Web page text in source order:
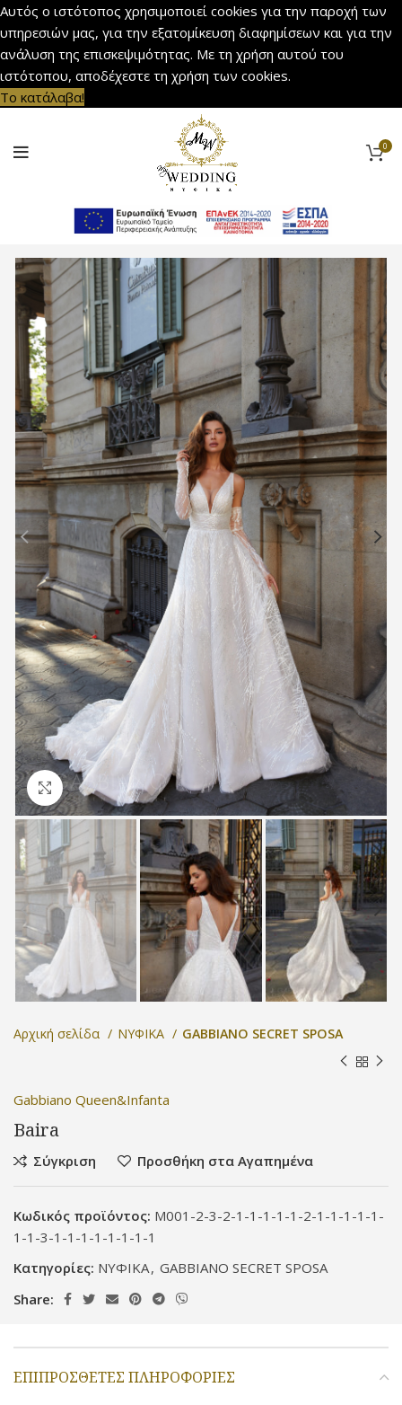
Αυτός ο ιστότοπος χρησιμοποιεί cookies για την παροχή των
υπηρεσιών μας, για την εξατομίκευση διαφημίσεων και για την
ανάλυση της επισκεψιμότητας. Με τη χρήση αυτού του
ιστότοπου, αποδέχεστε τη χρήση των cookies.
Το κατάλαβα!
0
Προβολή
Αρχική σελίδα ΝΥΦΙΚΑ GABBIANO SECRET SPOSA
Gabbiano Queen&Infanta
Baira
Σύγκριση Προσθήκη στα Αγαπημένα
Κωδικός προϊόντος: M001-2-3-2-1-1-1-1-1-2-1-1-1-1-1-
1-1-3-1-1-1-1-1-1-1-1
Κατηγορίες: ΝΥΦΙΚΑ, GABBIANO SECRET SPOSA
Share:
ΕΠΙΠΡΌΣΘΕΤΕΣ ΠΛΗΡΟΦΟΡΊΕΣ